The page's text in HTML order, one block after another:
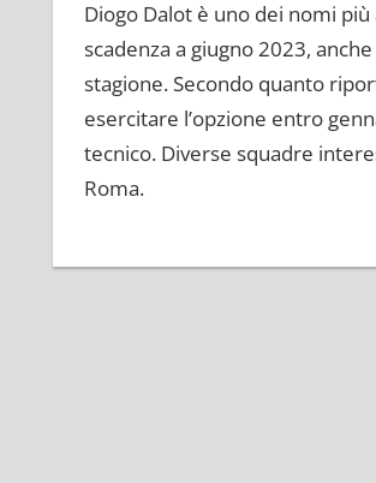
Diogo Dalot è uno dei nomi
scadenza a giugno 2023,
stagione. Secondo quanto
esercitare l’opzione entro
tecnico. Diverse squadre
Roma.